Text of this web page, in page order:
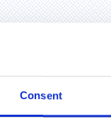
Consent
atliekas.
Be to, tai puikus
visus jūsų